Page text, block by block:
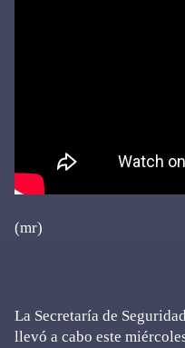
(mr)
La Secretaría de
llevó a cabo este